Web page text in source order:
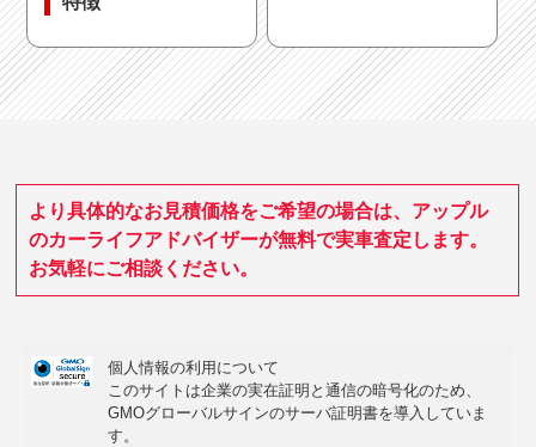
より具体的なお見積価格をご希望の場合は、アップル
のカーライフアドバイザーが無料で実車査定します。
お気軽にご相談ください。
個人情報の利用について
このサイトは企業の実在証明と通信の暗号化のため、
GMOグローバルサインのサーバ証明書を導入していま
す。